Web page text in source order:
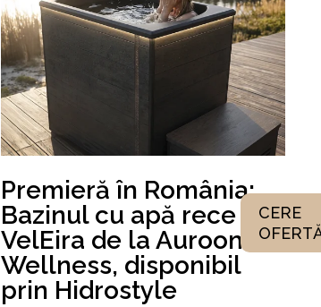
Premieră în România:
Bazinul cu apă rece
VelEira de la Auroom
Wellness, disponibil
prin Hidrostyle
CERE